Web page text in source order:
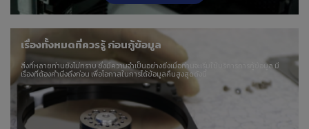
เรื่องทั้งหมดที่ควรรู้ ก่อนกู้ข้อมูล
สิ่งที่หลายท่านยังไม่ทราบ ซึ่งมีความจำเป็นอย่างยิ่งเมื่อท่านจะเริ่มใช้บริการการกู้ข้อมูล มี
เรื่องที่ต้องคำนึงถึงก่อน เพื่อโอกาสในการได้ข้อมูลคืนสูงสุดดังนี้